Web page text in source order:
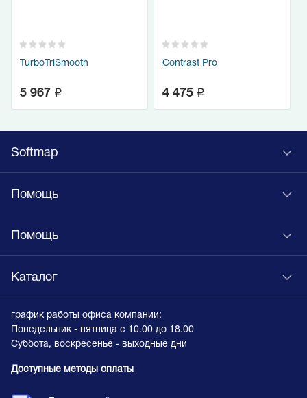
TurboTriSmooth
5 967 q
Contrast Pro
4 475 q
Softmap
Помощь
Помощь
Каталог
график работы офиса компании:
Понедельник - пятница с 10.00 до 18.00
Суббота, воскресенье - выходные дни
Доступные методы оплаты